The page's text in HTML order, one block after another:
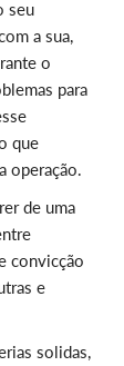
seu
a sua,
o
para
que
operação.
de uma
convicção
e
solidas,